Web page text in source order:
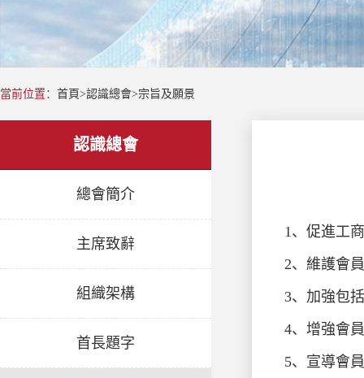
當前位置： 首頁>認識總會>宗旨及願景
認識總會
總會簡介
主席致辭
組織架構
首長題字
1、促進工
2、維護會
3、加強包
4、增強會
5、宣導會